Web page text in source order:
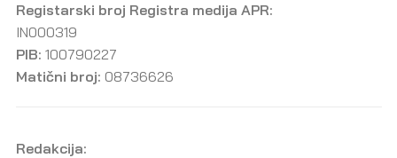
Registarski broj Registra medija APR:
IN000319
PIB: 100790227
Matični broj: 08736626
Redakcija: